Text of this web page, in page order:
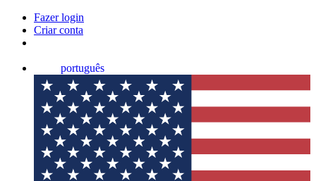
Fazer login
Criar conta
português